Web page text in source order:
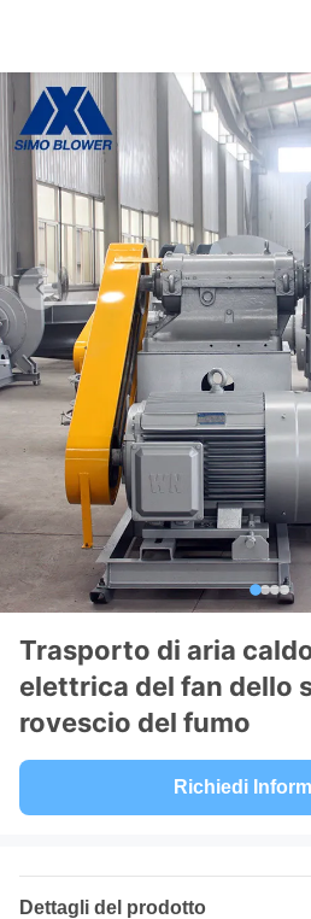
Trasporto di aria
elettrica del fan dello
rovescio del fumo
Richiedi
Dettagli del prodotto